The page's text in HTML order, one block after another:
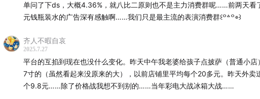
单问了下ds，大概4.36%，就八比二原则也不是主力消费群呢……前两天看
元钱瓶装水的广告深有感触啊……我们只是最主流的表演消费群꒰꒪꒫꒪⌯꒱
齐人不暇自哀
2025.7.27
平台的互掐到现在也没什么变化。昨天中午我老婆给孩子点披萨（普通小店
7寸的（虽然看起来没原来的大），以前店铺里平均每个20多元。昨天外卖
个9.8元……除了价格战我想不到别的……当年彩电大战冰箱大战……